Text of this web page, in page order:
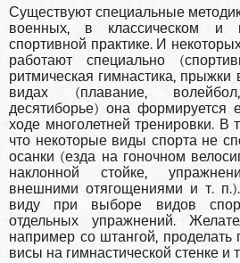
Существуют специальные
военных, в классическом и
спортивной практике. И
работают специально
ритмическая гимнастика, прыжки
видах (плавание, волейбол,
десятиборье) она формируется
ходе многолетней тренировки. В
что некоторые виды спорта не
осанки (езда на гоночном
наклонной стойке,
внешними отягощениями и т.
виду при выборе видов
отдельных упражнений.
например со штангой,
висы на гимнастической стенке и